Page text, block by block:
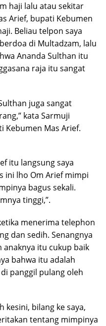
haji lalu atau sekitar
Arief, bupati Kebumen
Beliau telpon saya
di Multadzam, lalu
Ananda Sulthan itu
raja itu sangat
juga sangat
kata Sarmuji
Kebumen Mas Arief.
itu langsung saya
ini lho Om Arief mimpi
bagus sekali.
tinggi,”.
menerima telephon
dan sedih. Senangnya
anaknya itu cukup baik
bahwa itu adalah
panggil pulang oleh
kesini, bilang ke saya,
tentang mimpinya